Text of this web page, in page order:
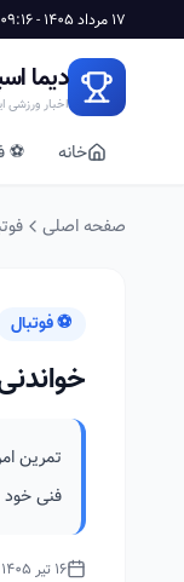
17 مرداد 1405 - 09:16
دیما
اخبار ورزشی
خانه ⚽
صفحه اصلی
⚽ فوتبال
تمرین
فنی خود
16 تیر 1405 - 22:21